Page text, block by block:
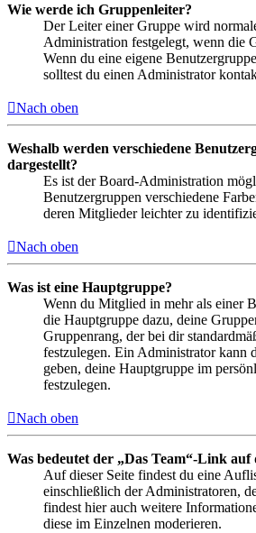
Wie werde ich Gruppenleiter?
Der Leiter einer Gruppe wird
Administration festgelegt, wenn die
Wenn du eine eigene
solltest du einen Administrator
Nach oben
Weshalb werden verschiedene
dargestellt?
Es ist der Board-Administration
Benutzergruppen verschiedene
deren Mitglieder leichter zu
Nach oben
Was ist eine Hauptgruppe?
Wenn du Mitglied in mehr als einer
die Hauptgruppe dazu, deine
Gruppenrang, der bei dir
festzulegen. Ein Administrator kann
geben, deine Hauptgruppe im
festzulegen.
Nach oben
Was bedeutet der „Das Team“-Link auf
Auf dieser Seite findest du eine
einschließlich der Administratoren,
findest hier auch weitere
diese im Einzelnen moderieren.